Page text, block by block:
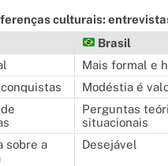
culturais:
Brasil
Mais formal e
Modéstia é
Perguntas
situacionais
sobre a
Desejável